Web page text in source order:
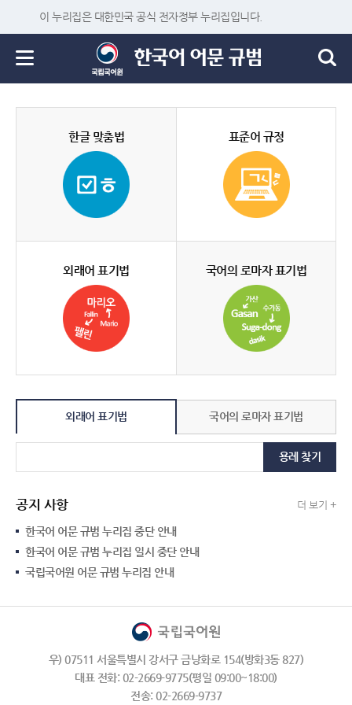
이 누리집은 대한민국 공식 전자정부 누리집입니다.
한글 맞춤법 표준어 규정
외래어 표기법 국어의 로마자 표기법
외래어 표기법 국어의 로마자 표기법
용례 찾기
공지 사항 더 보기 +
한국어 어문 규범 누리집 중단 안내
한국어 어문 규범 누리집 일시 중단 안내
국립국어원 어문 규범 누리집 안내
우) 07511 서울특별시 강서구 금낭화로 154(방화3동 827)
대표 전화: 02-2669-9775(평일 09:00~18:00)
전송: 02-2669-9737